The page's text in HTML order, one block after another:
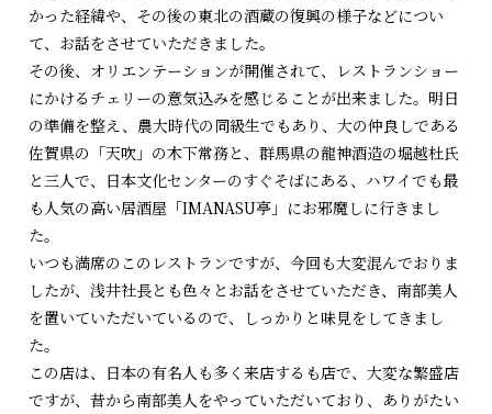
かった経緯や、その後の東北の酒蔵の復興の様子などについ
て、お話をさせていただきました。
その後、オリエンテーションが開催されて、レストランショー
にかけるチェリーの意気込みを感じることが出来ました。明日
の準備を整え、農大時代の同級生でもあり、大の仲良しである
佐賀県の「天吹」の木下常務と、群馬県の龍神酒造の堀越杜氏
と三人で、日本文化センターのすぐそばにある、ハワイでも最
も人気の高い居酒屋「IMANASU亭」にお邪魔しに行きまし
た。
いつも満席のこのレストランですが、今回も大変混んでおりま
したが、浅井社長とも色々とお話をさせていただき、南部美人
を置いていただいているので、しっかりと味見をしてきまし
た。
この店は、日本の有名人も多く来店するも店で、大変な繁盛店
ですが、昔から南部美人をやっていただいており、ありがたい